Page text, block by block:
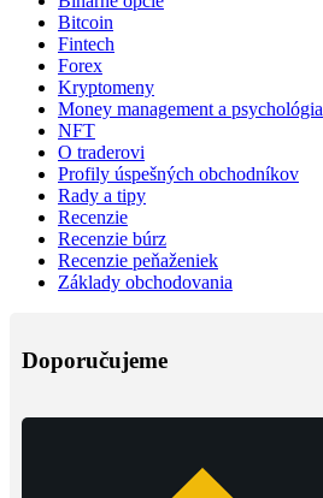
Bitcoin
Fintech
Forex
Kryptomeny
Money management a psychológia
NFT
O traderovi
Profily úspešných obchodníkov
Rady a tipy
Recenzie
Recenzie búrz
Recenzie peňaženiek
Základy obchodovania
Doporučujeme